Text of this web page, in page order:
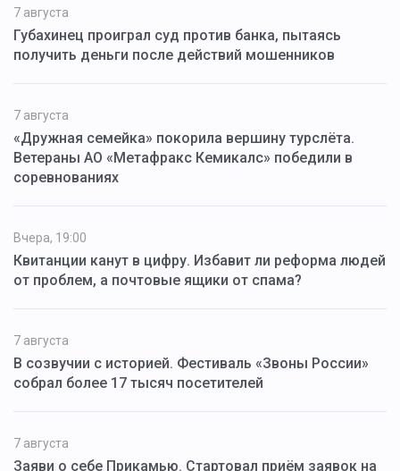
7 августа
Губахинец проиграл суд против банка, пытаясь
получить деньги после действий мошенников
7 августа
«Дружная семейка» покорила вершину турслёта.
Ветераны АО «Метафракс Кемикалс» победили в
соревнованиях
Вчера, 19:00
Квитанции канут в цифру. Избавит ли реформа людей
от проблем, а почтовые ящики от спама?
7 августа
В созвучии с историей. Фестиваль «Звоны России»
собрал более 17 тысяч посетителей
7 августа
Заяви о себе Прикамью. Стартовал приём заявок на